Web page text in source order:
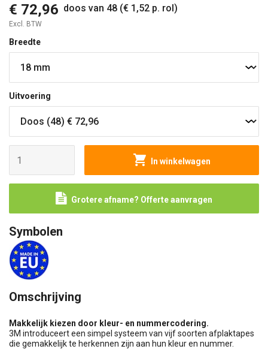
€ 72,96 doos van 48 (€ 1,52 p. rol)
Excl. BTW
Breedte
Uitvoering
In winkelwagen
Grotere afname? Offerte aanvragen
Symbolen
Omschrijving
Makkelijk kiezen door kleur- en nummercodering.
3M introduceert een simpel systeem van vijf soorten afplaktapes
die gemakkelijk te herkennen zijn aan hun kleur en nummer.